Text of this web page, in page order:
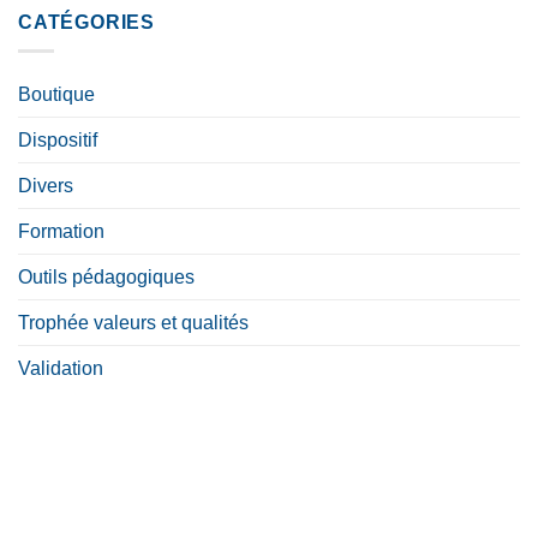
CATÉGORIES
Boutique
Dispositif
Divers
Formation
Outils pédagogiques
Trophée valeurs et qualités
Validation